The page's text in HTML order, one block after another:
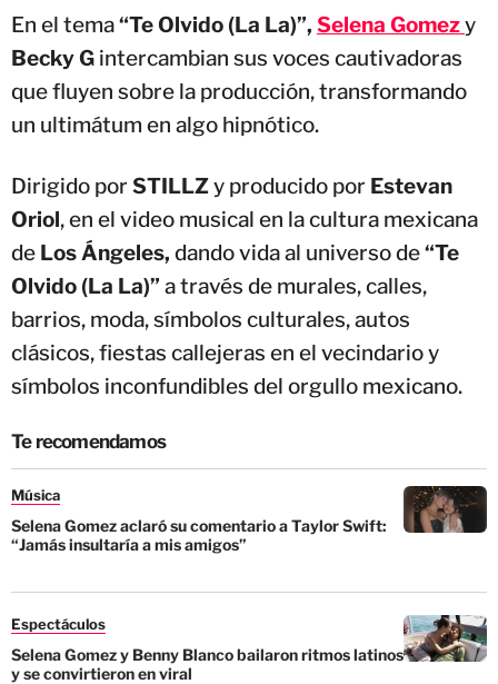
En el tema“Te Olvido (La La)”, Selena Gomezy
Becky G intercambian sus voces cautivadoras
que fluyen sobre la producción, transformando
un ultimátum en algo hipnótico.
Dirigido por STILLZy producido por Estevan
Oriol, en el video musical en la cultura mexicana
de Los Ángeles, dando vida al universo de“Te
Olvido (La La)” a través de murales, calles,
barrios, moda, símbolos culturales, autos
clásicos, fiestas callejeras en el vecindario y
símbolos inconfundibles del orgullo mexicano.
Te recomendamos
Música
Selena Gomez aclaró su comentario a Taylor Swift:
“Jamás insultaría a mis amigos”
Espectáculos
Selena Gomez y Benny Blanco bailaron ritmos latinos
y se convirtieron en viral